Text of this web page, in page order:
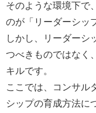
そのような環境下で
のが「リーダーシッ
しかし、リーダーシ
つべきものではなく
キルです。
ここでは、コンサル
シップの育成方法に